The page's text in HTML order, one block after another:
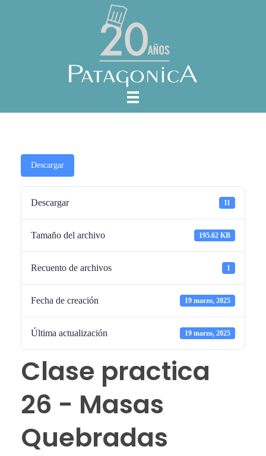
Descargar
Descargar 11
Tamaño del archivo 195.62 KB
Recuento de archivos 1
Fecha de creación 19 marzo, 2025
Última actualización 19 marzo, 2025
Clase practica
26 - Masas
Quebradas